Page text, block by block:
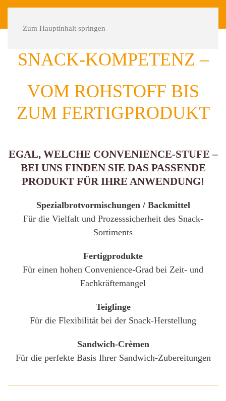
Zum Hauptinhalt springen
SNACK-KOMPETENZ –
VOM ROHSTOFF BIS
ZUM FERTIGPRODUKT
EGAL, WELCHE CONVENIENCE-STUFE –
BEI UNS FINDEN SIE DAS PASSENDE
PRODUKT FÜR IHRE ANWENDUNG!
Spezialbrotvormischungen / Backmittel
Für die Vielfalt und Prozesssicherheit des Snack-
Sortiments
Fertigprodukte
Für einen hohen Convenience-Grad bei Zeit- und
Fachkräftemangel
Teiglinge
Für die Flexibilität bei der Snack-Herstellung
Sandwich-Crèmen
Für die perfekte Basis Ihrer Sandwich-Zubereitungen